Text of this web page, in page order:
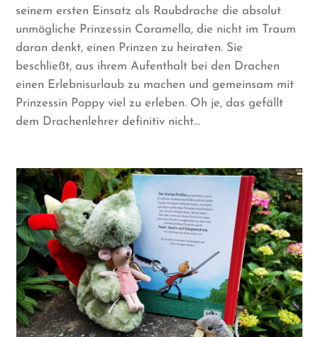
seinem ersten Einsatz als Raubdrache die absolut
unmögliche Prinzessin Caramella, die nicht im Traum
daran denkt, einen Prinzen zu heiraten. Sie
beschließt, aus ihrem Aufenthalt bei den Drachen
einen Erlebnisurlaub zu machen und gemeinsam mit
Prinzessin Poppy viel zu erleben. Oh je, das gefällt
dem Drachenlehrer definitiv nicht…